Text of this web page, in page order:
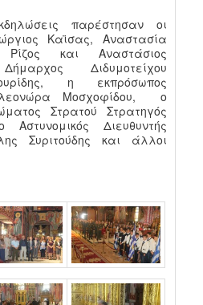
παρέστησαν οι
Καϊσας, Αναστασία
και Αναστάσιος
Διδυμοτείχου
η εκπρόσωπος
Μοσχοφίδου, ο
Στρατού Στρατηγός
Διευθυντής
Συριτούδης και άλλοι